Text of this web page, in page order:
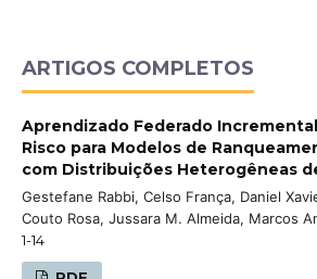
ARTIGOS COMPLETOS
Aprendizado Federado
Risco para Modelos de
com Distribuições Heterogêneas
Gestefane Rabbi, Celso França, Daniel
Couto Rosa, Jussara M. Almeida, Marcos
1-14